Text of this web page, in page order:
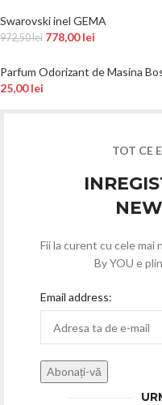
Swarovski inel GEMA
972,50lei 778,00lei
Parfum Odorizant de Masina
25,00lei
TOT CE
Fii la curent cu cele mai
By YOU e
Email address: